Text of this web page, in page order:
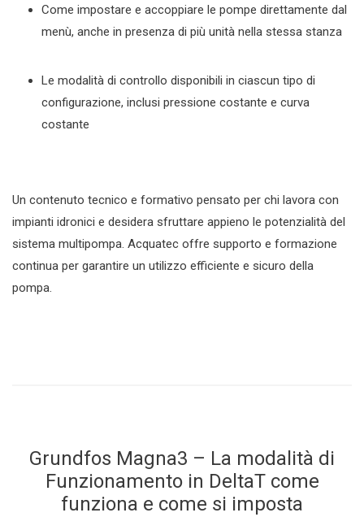
Come impostare e accoppiare le pompe direttamente dal
menù, anche in presenza di più unità nella stessa stanza
Le modalità di controllo disponibili in ciascun tipo di
configurazione, inclusi pressione costante e curva
costante
Un contenuto tecnico e formativo pensato per chi lavora con
impianti idronici e desidera sfruttare appieno le potenzialità del
sistema multipompa. Acquatec offre supporto e formazione
continua per garantire un utilizzo efficiente e sicuro della
pompa.
Grundfos Magna3 – La modalità di
Funzionamento in DeltaT come
funziona e come si imposta